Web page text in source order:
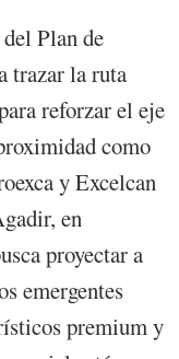
Plan de
trazar la ruta
reforzar el eje
como
y Excelcan
en
proyectar a
emergentes
premium y